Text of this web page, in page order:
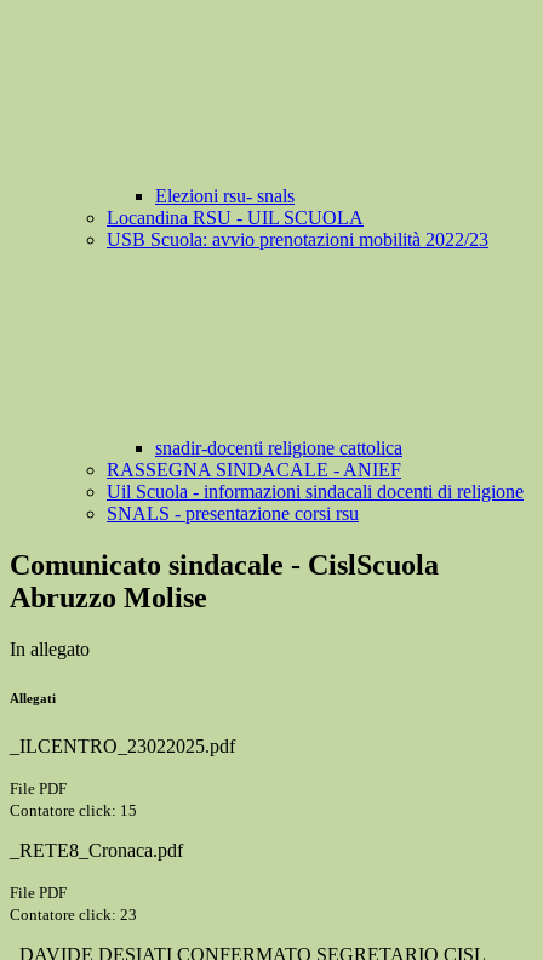
Elezioni rsu- snals
Locandina RSU - UIL SCUOLA
USB Scuola: avvio prenotazioni mobilità 2022/23
snadir-docenti religione cattolica
RASSEGNA SINDACALE - ANIEF
Uil Scuola - informazioni sindacali docenti di religione
SNALS - presentazione corsi rsu
Comunicato sindacale - CislScuola
Abruzzo Molise
In allegato
Allegati
_ILCENTRO_23022025.pdf
File PDF
Contatore click: 15
_RETE8_Cronaca.pdf
File PDF
Contatore click: 23
_DAVIDE DESIATI CONFERMATO SEGRETARIO CISL